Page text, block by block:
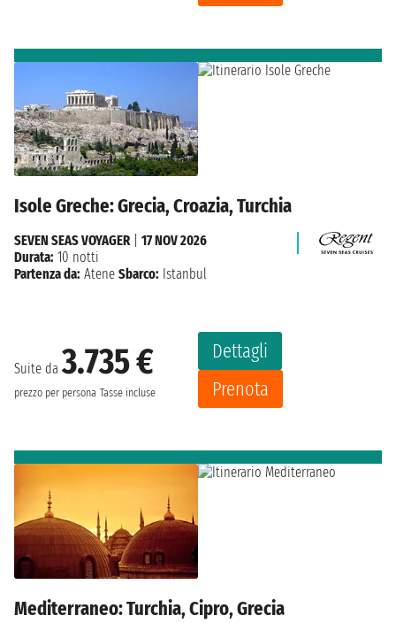
Isole Greche: Grecia, Croazia, Turchia
Suite da3.735 €
prezzo per persona Tasse incluse
Dettagli
Prenota
SEVEN SEAS VOYAGER| 17 NOV 2026
Durata: 10 notti
Partenza da: Atene Sbarco: Istanbul
Mediterraneo: Turchia, Cipro, Grecia